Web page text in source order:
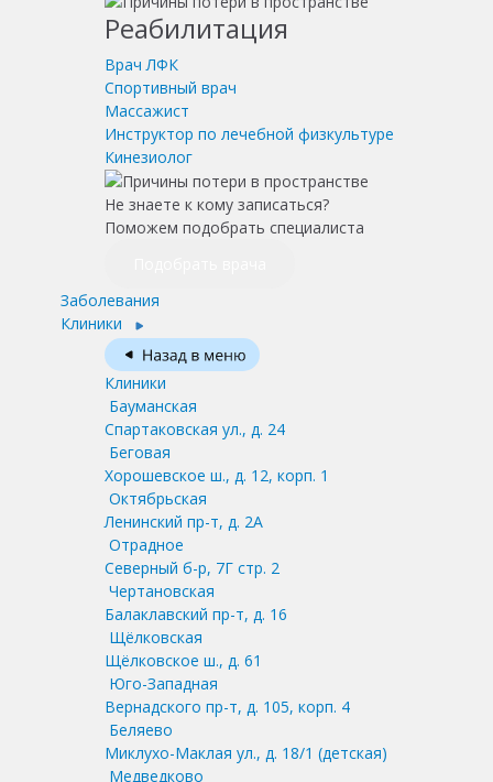
Реабилитация
Врач ЛФК
Спортивный врач
Массажист
Инструктор по лечебной физкультуре
Кинезиолог
Не знаете к кому записаться?
Поможем подобрать специалиста
Заболевания
Клиники
Клиники
Бауманская
Спартаковская ул., д. 24
Беговая
Хорошевское ш., д. 12, корп. 1
Октябрьская
Ленинский пр-т, д. 2А
Отрадное
Северный б-р, 7Г стр. 2
Чертановская
Балаклавский пр-т, д. 16
Щёлковская
Щёлковское ш., д. 61
Юго-Западная
Вернадского пр-т, д. 105, корп. 4
Беляево
Миклухо-Маклая ул., д. 18/1 (детская)
Медведково